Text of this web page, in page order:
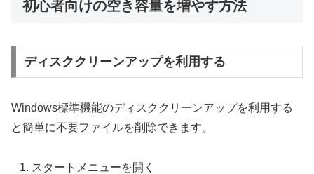
初心者向けの空き容量を増やす方法
ディスククリーンアップを利用する
Windows標準機能のディスククリーンアップを利用する
と簡単に不要ファイルを削除できます。
スタートメニューを開く